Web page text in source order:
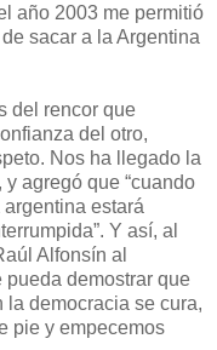
año 2003 me permitió
sacar a la Argentina
del rencor que
del otro,
Nos ha llegado la
y agregó que “cuando
estará
Y así, al
Alfonsín al
demostrar que
la democracia se cura,
pie y empecemos